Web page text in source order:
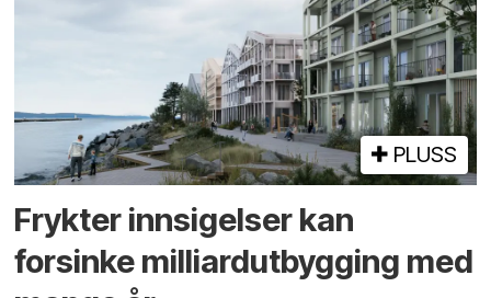
PLUSS
Frykter innsigelser kan
forsinke milliard­utbygging med